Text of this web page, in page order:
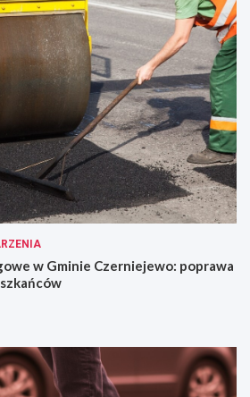
w Gminie Czerniejewo: poprawa